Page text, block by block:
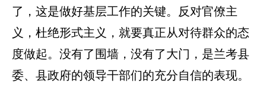
了，这是做好基层工作的关键。反对官僚主
义，杜绝形式主义，就要真正从对待群众的态
度做起。没有了围墙，没有了大门，是兰考县
委、县政府的领导干部们的充分自信的表现。